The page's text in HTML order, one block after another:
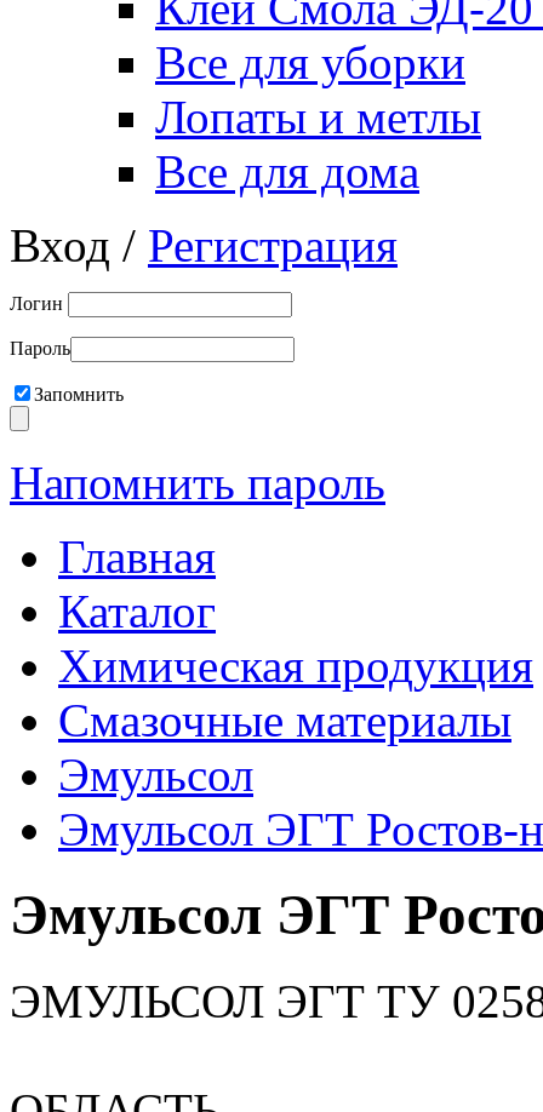
Все для уборки
Лопаты и метлы
Все для дома
Вход / Регистрация
Логин
Пароль
Запомнить
Напомнить пароль
Главная
Каталог
Химическая продукция
Смазочные материалы
Эмульсол
Эмульсол ЭГТ Ростов-
Эмульсол ЭГТ
ЭМУЛЬСОЛ ЭГТ ТУ